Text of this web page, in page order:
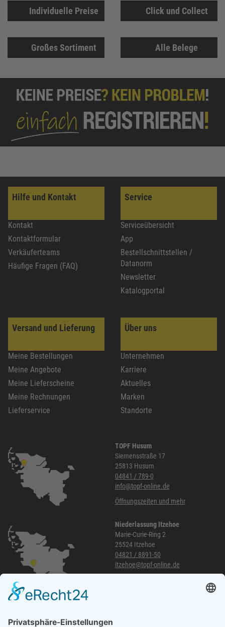
Individuelle Preise Click und Collect
Großes Sortiment Alle Belege
Hilfe und Kontakt
Kontakt
Kontaktformular
Verkäuferteams
Häufige Fragen (FAQ)
Service
Serviceübersicht
App
Bestellschnittstellen /
Datanorm
Newsletter
Katalogportal
Versand und Lieferung
Meine Bestellungen
Meine Angebote
Meine Lieferscheine
Meine Rechnungen
Lieferservice
Über uns
Unternehmen
Karriere
Aktuelles
Marken
Standorte
TOPF Husum
Siemensstraße 17
25813 Husum
04841 / 789-0
info@topf-online.de
Öffnungszeiten und mehr
Niederlassung Itzehoe
Marie-Curie-Ring 2
25524 Itzehoe
04821 / 8891-50
itzehoe@topf-online.de